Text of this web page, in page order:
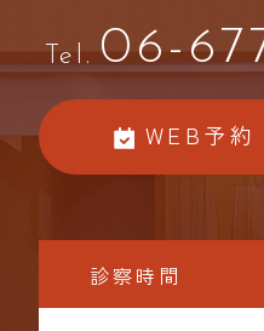
Tel. 06-
WEB予約
診察時間